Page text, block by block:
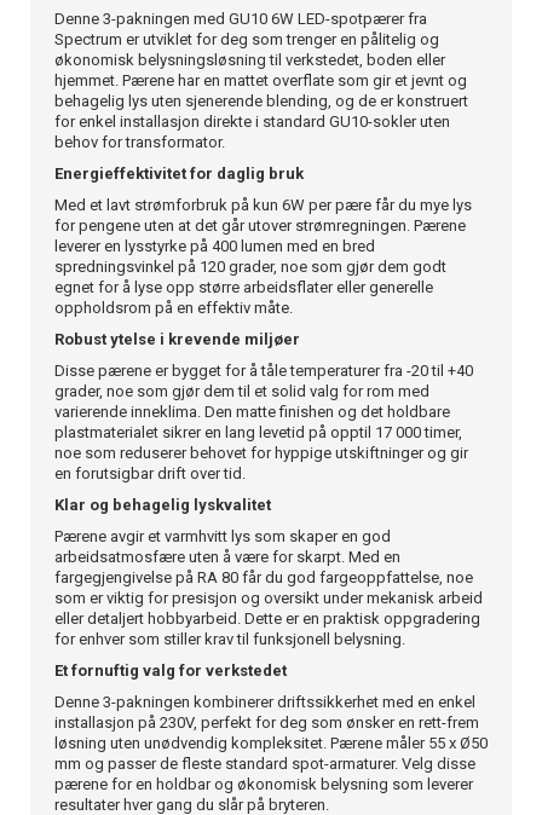
Denne 3-pakningen med GU10 6W LED-spotpærer fra
Spectrum er utviklet for deg som trenger en pålitelig og
økonomisk belysningsløsning til verkstedet, boden eller
hjemmet. Pærene har en mattet overflate som gir et jevnt og
behagelig lys uten sjenerende blending, og de er konstruert
for enkel installasjon direkte i standard GU10-sokler uten
behov for transformator.
Energieffektivitet for daglig bruk
Med et lavt strømforbruk på kun 6W per pære får du mye lys
for pengene uten at det går utover strømregningen. Pærene
leverer en lysstyrke på 400 lumen med en bred
spredningsvinkel på 120 grader, noe som gjør dem godt
egnet for å lyse opp større arbeidsflater eller generelle
oppholdsrom på en effektiv måte.
Robust ytelse i krevende miljøer
Disse pærene er bygget for å tåle temperaturer fra -20 til +40
grader, noe som gjør dem til et solid valg for rom med
varierende inneklima. Den matte finishen og det holdbare
plastmaterialet sikrer en lang levetid på opptil 17 000 timer,
noe som reduserer behovet for hyppige utskiftninger og gir
en forutsigbar drift over tid.
Klar og behagelig lyskvalitet
Pærene avgir et varmhvitt lys som skaper en god
arbeidsatmosfære uten å være for skarpt. Med en
fargegjengivelse på RA 80 får du god fargeoppfattelse, noe
som er viktig for presisjon og oversikt under mekanisk arbeid
eller detaljert hobbyarbeid. Dette er en praktisk oppgradering
for enhver som stiller krav til funksjonell belysning.
Et fornuftig valg for verkstedet
Denne 3-pakningen kombinerer driftssikkerhet med en enkel
installasjon på 230V, perfekt for deg som ønsker en rett-frem
løsning uten unødvendig kompleksitet. Pærene måler 55 x Ø50
mm og passer de fleste standard spot-armaturer. Velg disse
pærene for en holdbar og økonomisk belysning som leverer
resultater hver gang du slår på bryteren.